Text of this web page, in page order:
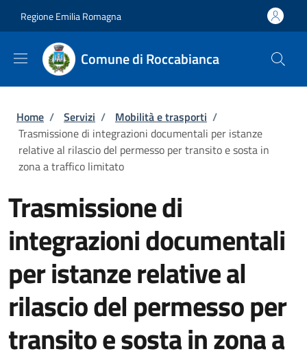
Regione Emilia Romagna
Comune di Roccabianca
Briciole di pane
Home / Servizi / Mobilità e trasporti /
Trasmissione di integrazioni documentali per istanze
relative al rilascio del permesso per transito e sosta in
zona a traffico limitato
Trasmissione di
integrazioni documentali
per istanze relative al
rilascio del permesso per
transito e sosta in zona a